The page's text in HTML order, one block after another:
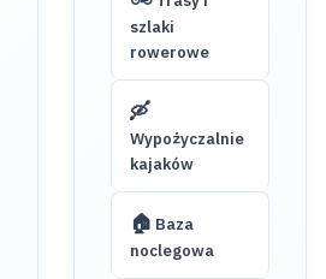
szlaki
rowerowe
🛶
Wypożyczalnie
kajaków
🏠 Baza
noclegowa